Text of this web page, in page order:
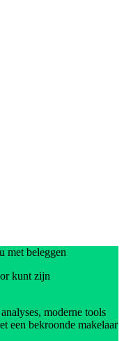
met beleggen
kunt zijn
moderne tools
een bekroonde makelaar